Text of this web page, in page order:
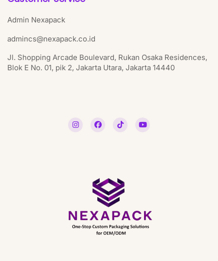
Admin Nexapack
admincs@nexapack.co.id
Jl. Shopping Arcade Boulevard, Rukan Osaka Residences,
Blok E No. 01, pik 2, Jakarta Utara, Jakarta 14440